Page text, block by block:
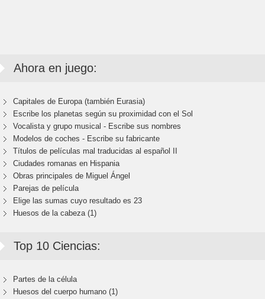
Ahora en juego:
Capitales de Europa (también Eurasia)
Escribe los planetas según su proximidad con el Sol
Vocalista y grupo musical - Escribe sus nombres
Modelos de coches - Escribe su fabricante
Títulos de películas mal traducidas al español II
Ciudades romanas en Hispania
Obras principales de Miguel Ángel
Parejas de película
Elige las sumas cuyo resultado es 23
Huesos de la cabeza (1)
Top 10 Ciencias:
Partes de la célula
Huesos del cuerpo humano (1)